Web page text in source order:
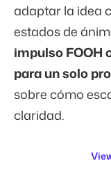
adaptar la idea
estados de
impulso FOOH
para un solo
sobre cómo
claridad.